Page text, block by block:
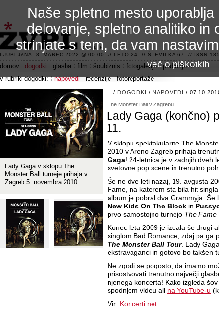
3.2 alfa R
LJUBLJANA, 8. MAREC 2022 @ 00:00 :// LETO 24 :// ŠTEVILKA 67 :// ISSN
domov dogodki glasba film šoubiznis fotogalerije
področje 42
v rubriki dogodki:
napovedi recenzije fotoreportaže
/ DOGODKI / NAPOVEDI /
The Monster Ball v Zagrebu
Lady Gaga (končno)
11.
V sklopu spektakularne The
2010 v Areno Zagreb prihaja
Gaga! 24-letnica je v zadnjih dveh
svetovne pop scene in trenutno
Še ne dve leti nazaj, 19. avgusta
Fame, na katerem sta bila hit
album je pobral dva Grammyja. Še
New Kids On The Block in
prvo samostojno turnejo The Fame
Konec leta 2009 je izdala še drugi
singlom Bad Romance, zdaj pa ga
The Monster Ball Tour. Lady
ekstravaganci in gotovo bo takšen
Ne zgodi se pogosto, da imamo
prisostvovati trenutno največji
njenega koncerta! Kako izgleda
spodnjem videu ali na YouTube-u
Vir: Koncerti.net
Lady Gaga v sklopu The
Monster Ball turneje prihaja v
Zagreb 5. novembra 2010
Naše spletno mesto
delovanje, spletno analitiko in
strinjate s tem, da vam
več o piškotkih